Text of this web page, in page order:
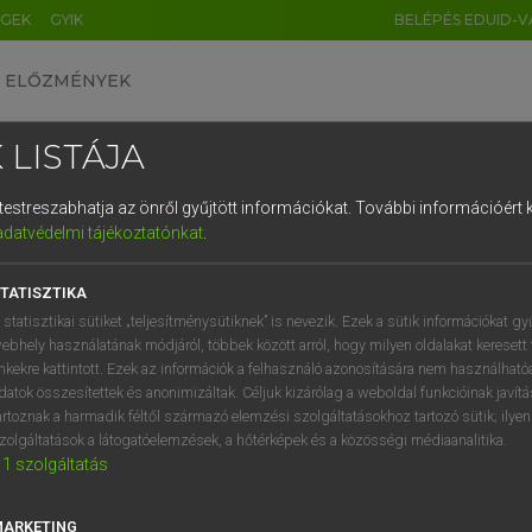
GYIK BELÉPÉS EDUID-
ELŐZMÉNYEK
szótár
VAN ELŐFIZETÉSED?
megtekintéséhez.
LISTÁJA
az önről gyűjtött információkat. További információért
tájékoztatónkat.
statisztikai sütiket „teljesítménysütiknek” is nevezik. Ezek a sütik információkat
használatának módjáról, többek között arról, hogy milyen oldalakat keresett
kattintott. Ezek az információk a felhasználó azonosítására nem
összesítettek és anonimizáltak. Céljuk kizárólag a weboldal funkcióinak
a harmadik féltől származó elemzési szolgáltatásokhoz tartozó sütik;
a látogatóelemzések, a hőtérképek és a közösségi médiaanalitika.
1 szolgáltatás
DE CN FR ES IT NL
1 2 3 4 5 6 7 8 9
q w e r t z u i
a s d f g h j k l é
í y x c v b n m , .